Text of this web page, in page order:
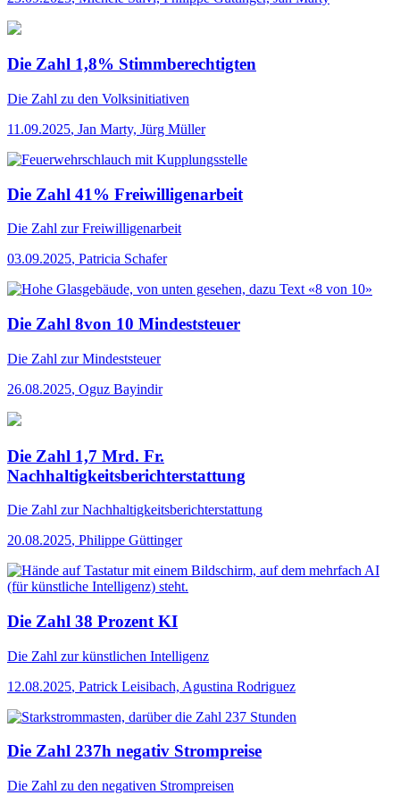
Die Zahl 1,8% Stimmberechtigten
Die Zahl zu den Volksinitiativen
11.09.2025, Jan Marty, Jürg Müller
Die Zahl 41% Freiwilligenarbeit
Die Zahl zur Freiwilligenarbeit
03.09.2025, Patricia Schafer
Die Zahl 8von 10 Mindeststeuer
Die Zahl zur Mindeststeuer
26.08.2025, Oguz Bayindir
Die Zahl 1,7 Mrd. Fr.
Nachhaltigkeitsberichterstattung
Die Zahl zur Nachhaltigkeitsberichterstattung
20.08.2025, Philippe Güttinger
Die Zahl 38 Prozent KI
Die Zahl zur künstlichen Intelligenz
12.08.2025, Patrick Leisibach, Agustina Rodriguez
Die Zahl 237h negativ Strompreise
Die Zahl zu den negativen Strompreisen